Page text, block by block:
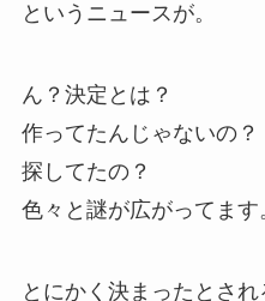
というニュースが。
ん？決定とは？
作ってたんじゃないの？
探してたの？
色々と謎が広がってます
とにかく決まったとさ